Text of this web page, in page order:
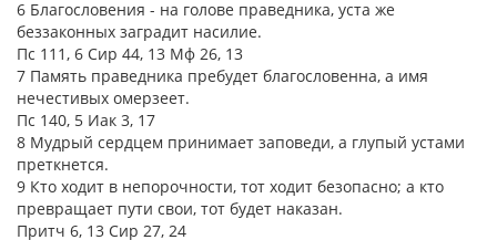
6 Благословения - на голове праведника, уста же
беззаконных заградит насилие.
Пс 111, 6 Сир 44, 13 Мф 26, 13
7 Память праведника пребудет благословенна, а имя
нечестивых омерзеет.
Пс 140, 5 Иак 3, 17
8 Мудрый сердцем принимает заповеди, а глупый устами
преткнется.
9 Кто ходит в непорочности, тот ходит безопасно; а кто
превращает пути свои, тот будет наказан.
Притч 6, 13 Сир 27, 24